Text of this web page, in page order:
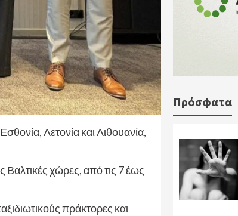
Λετονία και Λιθουανία,
χώρες, από τις 7 έως
πράκτορες και
Πρόσφατα